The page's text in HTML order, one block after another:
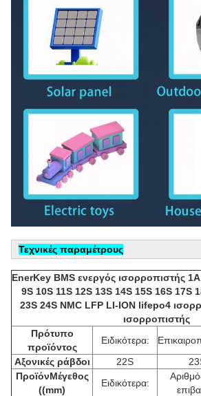
Τεχνικές παραμέτρους
EnerKey BMS ενεργός ισορροπιστής 1A
9S 10S 11S 12S 13S 14S 15S 16S 17S
23S 24S NMC LFP LI-ION lifepo4
ισορροπιστής
Πρότυπο
προϊόντος
Ειδικότερα:
Αξονικές ράβδοι
22S
ΠροϊόνΜέγεθος
((mm)
Ειδικότερα: